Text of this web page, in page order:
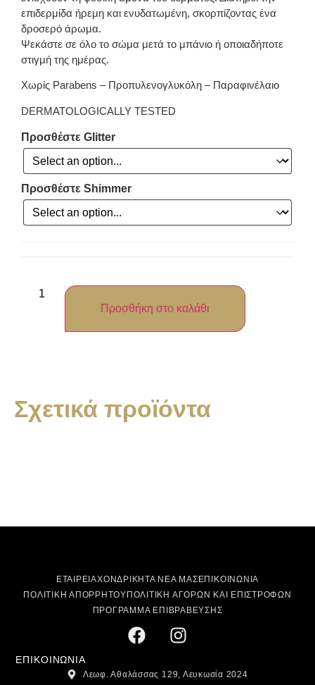
επιδερμίδα ήρεμη και ενυδατωμένη, σκορπίζοντας ένα
δροσερό άρωμα.
Ψεκάστε σε όλο το σώμα μετά το μπάνιο ή οποιαδήποτε
στιγμή της ημέρας.
Χωρίς Parabens – Προπυλενογλυκόλη – Παραφινέλαιο
DERMATOLOGICALLY TESTED
Προσθέστε Glitter
Προσθέστε Shimmer
Προσθήκη στο καλάθι
Σχετικά προϊόντα
ΕΤΑΙΡΕΙΑΧΟΝΔΡΙΚΗΤΑ ΝΕΑ ΜΑΣΕΠΙΚΟΙΝΩΝΙΑ
ΠΟΛΙΤΙΚΗ ΑΠΟΡΡΗΤΟΥΠΟΛΙΤΙΚΗ ΑΓΟΡΩΝ ΚΑΙ ΕΠΙΣΤΡΟΦΩΝ
ΠΡΟΓΡΑΜΜΑ ΕΠΙΒΡΑΒΕΥΣΗΣ
ΕΠΙΚΟΙΝΩΝΙΑ
Λεωφ. Αθαλάσσας 129, Λευκωσία 2024